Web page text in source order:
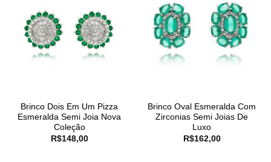
Brinco Dois Em Um Pizza
Esmeralda Semi Joia Nova
Coleção
R$148,00
Brinco Oval Esmeralda Com
Zirconias Semi Joias De
Luxo
R$162,00